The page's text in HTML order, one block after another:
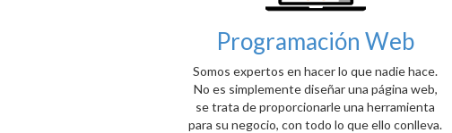
Programación Web
Somos expertos en hacer lo que nadie hace.
No es simplemente diseñar una página web,
se trata de proporcionarle una herramienta
para su negocio, con todo lo que ello conlleva.